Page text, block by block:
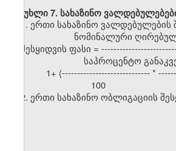
მუხლი 7. სახაზინო
1. ერთი სახაზინო ვალდებულების
ნომინალური
შესყიდვის ფასი =
საპროცენტო განაკვეთი
1+ (----------------------------- *
100
2. ერთი სახაზინო ობლიგაციის